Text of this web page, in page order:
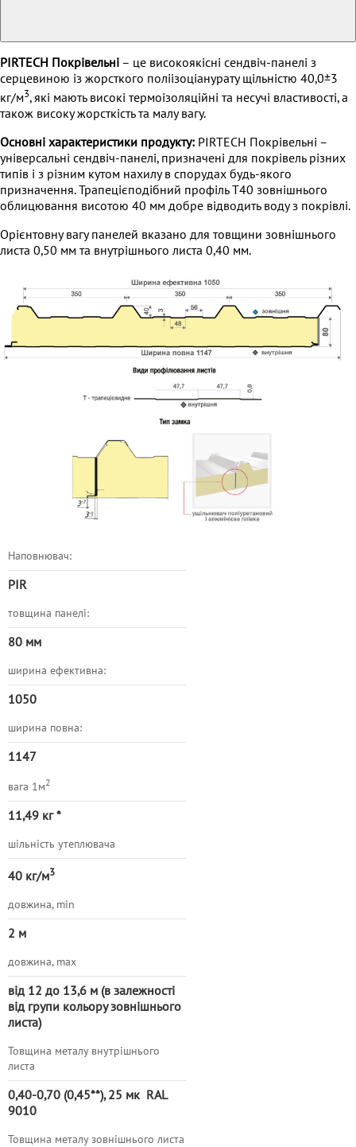
PIRTECH Покрівельні – це високоякісні сендвіч-панелі з
серцевиною із жорсткого поліізоціанурату щільністю 40,0±3
кг/м3, які мають високі термоізоляційні та несучі властивості, а
також високу жорсткість та малу вагу.
Основні характеристики продукту: PIRTECH Покрівельні –
універсальні сендвіч-панелі, призначені для покрівель різних
типів і з різним кутом нахилу в спорудах будь-якого
призначення. Трапецієподібний профіль Т40 зовнішнього
облицювання висотою 40 мм добре відводить воду з покрівлі.
Орієнтовну вагу панелей вказано для товщини зовнішнього
листа 0,50 мм та внутрішнього листа 0,40 мм.
Наповнювач:
PIR
товщина панелі:
80 мм
ширина ефективна:
1050
ширина повна:
1147
вага 1м2
11,49 кг *
шільність утеплювача
40 кг/м3
довжина, min
2 м
довжина, max
від 12 до 13,6 м (в залежності
від групи кольору зовнішнього
листа)
Товщина металу внутрішнього
листа
0,40-0,70 (0,45**), 25 мк RAL
9010
Товщина металу зовнішнього листа